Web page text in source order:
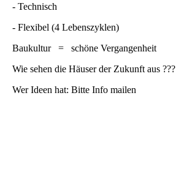
- Technisch
- Flexibel (4 Lebenszyklen)
Baukultur = schöne Vergangenheit
Wie sehen die Häuser der Zukunft aus ???
Wer Ideen hat: Bitte Info mailen